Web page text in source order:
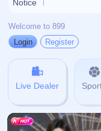
查看更多
网站首页 404